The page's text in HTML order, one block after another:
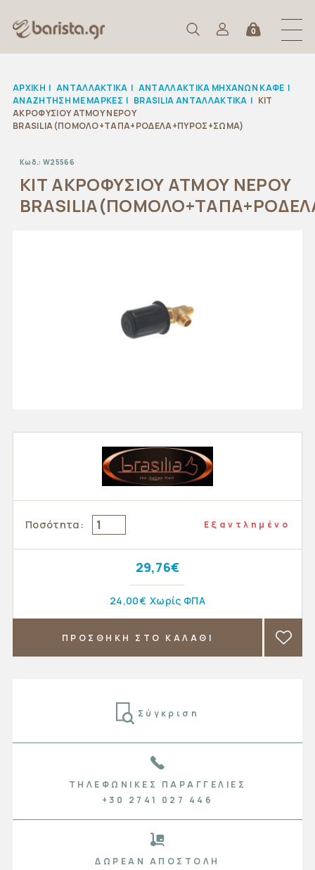
0
ΑΡΧΙΚΉ | ΑΝΤΑΛΛΑΚΤΙΚΆ | ΑΝΤΑΛΛΑΚΤΙΚΑ ΜΗΧΑΝΩΝ ΚΑΦΕ |
ΑΝΑΖΉΤΗΣΗ ΜΕ ΜΆΡΚΕΣ | BRASILIA ΑΝΤΑΛΛΑΚΤΙΚΑ | ΚΙΤ
ΑΚΡΟΦΥΣΙΟΥ ΑΤΜΟΥ ΝΕΡΟΥ
BRASILIA(ΠΟΜΟΛΟ+ΤΑΠΑ+ΡΟΔΕΛΑ+ΠΥΡΟΣ+ΣΩΜΑ)
Κωδ.: W25566
ΚΙΤ ΑΚΡΟΦΥΣΙΟΥ ΑΤΜΟΥ ΝΕΡΟΥ
Ποσότητα: Εξαντλημένο
29,76€
24,00€ Χωρίς ΦΠΑ
ΠΡΟΣΘΗΚΗ ΣΤΟ ΚΑΛΑΘΙ
Σύγκριση
ΤΗΛΕΦΩΝΙΚΈΣ ΠΑΡΑΓΓΕΛΊΕΣ
+30 2741 027 446
ΔΩΡΕΆΝ ΑΠΟΣΤΟΛΉ